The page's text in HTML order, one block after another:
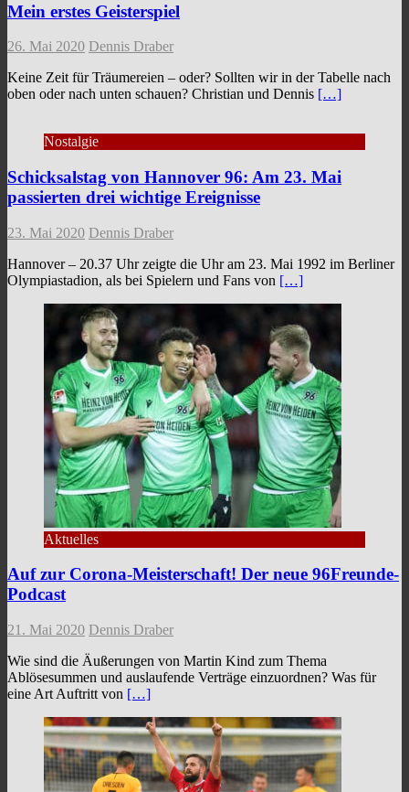
Mein erstes Geisterspiel
26. Mai 2020 Dennis Draber
Keine Zeit für Träumereien – oder? Sollten wir in der Tabelle nach
oben oder nach unten schauen? Christian und Dennis […]
Nostalgie
Schicksalstag von Hannover 96: Am 23. Mai
passierten drei wichtige Ereignisse
23. Mai 2020 Dennis Draber
Hannover – 20.37 Uhr zeigte die Uhr am 23. Mai 1992 im Berliner
Olympiastadion, als bei Spielern und Fans von […]
Aktuelles
Auf zur Corona-Meisterschaft! Der neue 96Freunde-
Podcast
21. Mai 2020 Dennis Draber
Wie sind die Äußerungen von Martin Kind zum Thema
Ablösesummen und auslaufende Verträge einzuordnen? Was für
eine Art Auftritt von […]